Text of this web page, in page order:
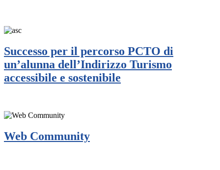
Successo per il percorso PCTO di
un’alunna dell’Indirizzo Turismo
accessibile e sostenibile
Web Community